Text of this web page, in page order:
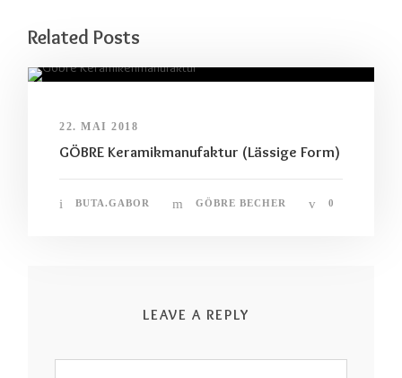
Related Posts
22. MAI 2018
GÖBRE Keramikmanufaktur (Lässige Form)
BUTA.GABOR GÖBRE BECHER 0
LEAVE A REPLY